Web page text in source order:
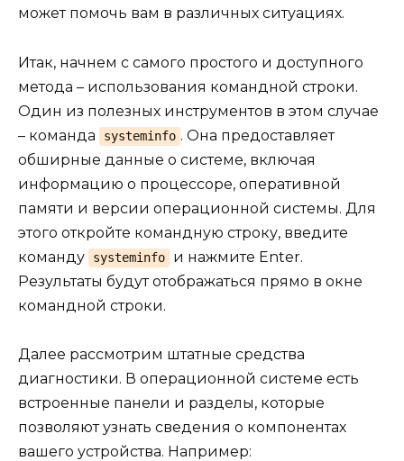
может помочь вам в различных ситуациях.
Итак, начнем с самого простого и доступного
метода – использования командной строки.
Один из полезных инструментов в этом случае
– команда
systeminfo . Она предоставляет
обширные данные о системе, включая
информацию о процессоре, оперативной
памяти и версии операционной системы. Для
этого откройте командную строку, введите
команду
systeminfo
и нажмите Enter.
Результаты будут отображаться прямо в окне
командной строки.
Далее рассмотрим штатные средства
диагностики. В операционной системе есть
встроенные панели и разделы, которые
позволяют узнать сведения о компонентах
вашего устройства. Например: